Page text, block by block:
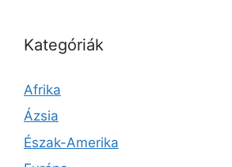
Kategóriák
Afrika
Ázsia
Észak-Amerika